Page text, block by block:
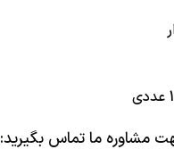
مشاوره ما تماس بگیرید:‌